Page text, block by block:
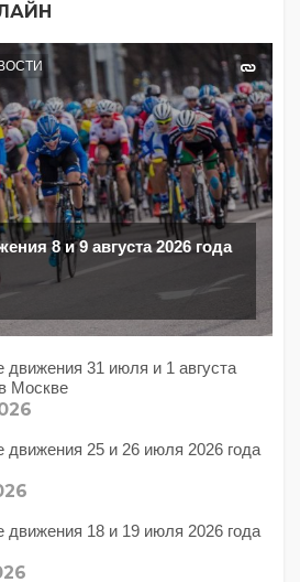
8 и 9 августа 2026 года
движения 31 июля и 1 августа
Москве
движения 25 и 26 июля 2026 года
движения 18 и 19 июля 2026 года